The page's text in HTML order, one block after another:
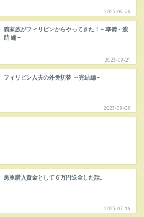
2023-09-26
義家族がフィリピンからやってきた！～準備・渡
航 編～
2023-09-21
フィリピン人夫の外免切替 ～完結編～
2023-09-09
黒豚購入資金として６万円送金した話。
2023-07-16